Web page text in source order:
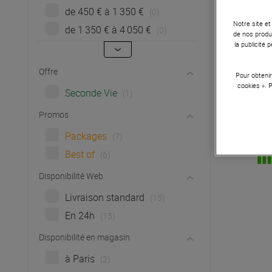
de 450 € à 1 350 € (0)
de 1 350 € à 4 050 € (0)
Offre
Seconde Vie
Promos
Packages (7)
Best of
(6)
Disponibilité Web
Livraison standard (15)
En 24h
(15)
Disponibilité en magasin
à Paris
(2)
Notre site
de nos
la publicité
Pour
cookies ».